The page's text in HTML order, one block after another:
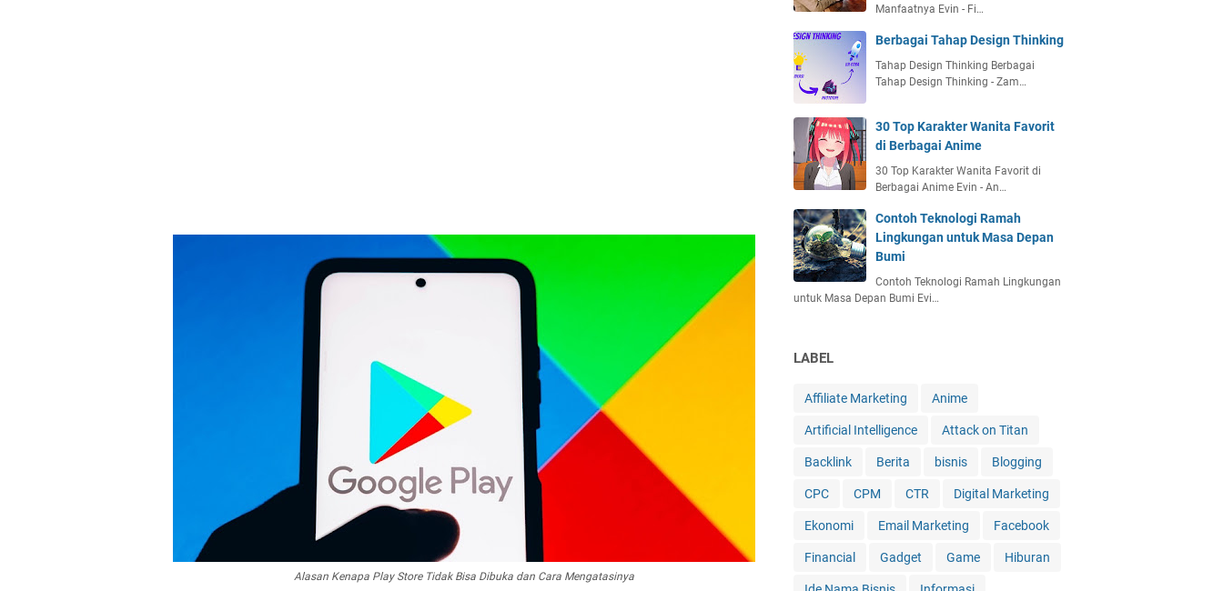
Alasan Kenapa Play Store Tidak Bisa Dibuka dan Cara Mengatasinya
Manfaatnya Evin - Fi…
Berbagai Tahap Design Thinking
Tahap Design Thinking Berbagai
Tahap Design Thinking - Zam…
30 Top Karakter Wanita Favorit
di Berbagai Anime
30 Top Karakter Wanita Favorit di
Berbagai Anime Evin - An…
Contoh Teknologi Ramah
Lingkungan untuk Masa Depan
Bumi
Contoh Teknologi Ramah Lingkungan
untuk Masa Depan Bumi Evi…
LABEL
Affiliate Marketing Anime
Artificial Intelligence Attack on Titan
Backlink Berita bisnis Blogging
CPC CPM CTR Digital Marketing
Ekonomi Email Marketing Facebook
Financial Gadget Game Hiburan